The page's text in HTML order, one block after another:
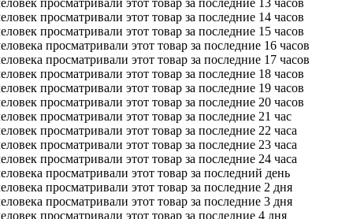
просматривали этот товар за последние 14 часов
просматривали этот товар за последние 15 часов
просматривали этот товар за последние 16 часов
просматривали этот товар за последние 17 часов
просматривали этот товар за последние 18 часов
просматривали этот товар за последние 19 часов
просматривали этот товар за последние 20 часов
просматривали этот товар за последние 21 час
просматривали этот товар за последние 22 часа
просматривали этот товар за последние 23 часа
просматривали этот товар за последние 24 часа
просматривали этот товар за последний день
просматривали этот товар за последние 2 дня
просматривали этот товар за последние 3 дня
просматривали этот товар за последние 4 дня